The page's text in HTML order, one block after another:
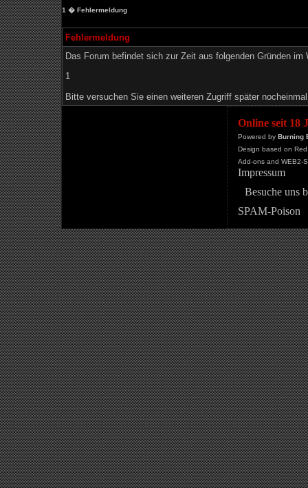
1 � Fehlermeldung
Fehlermeldung
Das Forum befindet sich zur Zeit aus folgenden Gründen im
1
Bitte versuchen Sie einen weiteren Zugriff später
Online seit 18
Powered by Burning
Design based on
Add-ons and WEB2-
Impressum
Besuche uns
SPAM-Poison